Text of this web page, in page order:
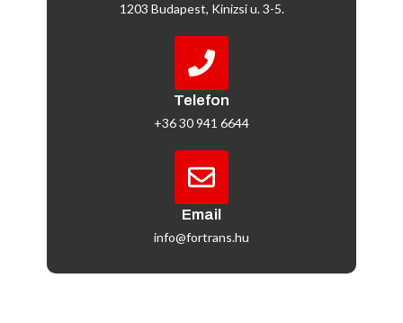
1203 Budapest, Kinizsi u. 3-5.
Telefon
+36 30 941 6644
Email
info@fortrans.hu